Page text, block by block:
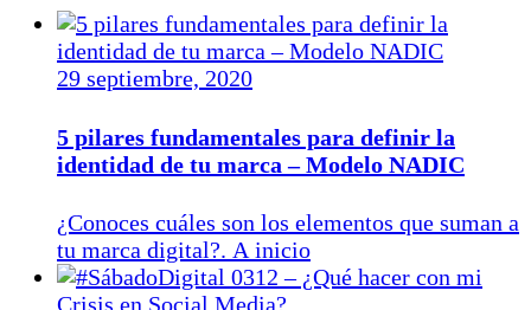
29 septiembre, 2020
5 pilares fundamentales para definir la
identidad de tu marca – Modelo NADIC
¿Conoces cuáles son los elementos que suman a
tu marca digital?. A inicio